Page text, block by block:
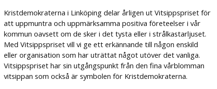
Kristdemokraterna i Linköping delar årligen ut Vitsippspriset för
att uppmuntra och uppmärksamma positiva företeelser i vår
kommun oavsett om de sker i det tysta eller i strålkastarljuset.
Med Vitsippspriset vill vi ge ett erkännande till någon enskild
eller organisation som har uträttat något utöver det vanliga.
Vitsippspriset har sin utgångspunkt från den fina vårblomman
vitsippan som också är symbolen för Kristdemokraterna.